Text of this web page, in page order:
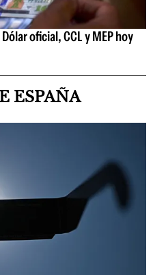
oficial, CCL y MEP hoy
ESPAÑA